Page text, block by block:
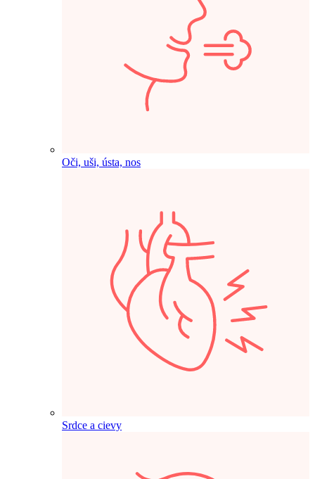
Oči, uši, ústa, nos
Srdce a cievy